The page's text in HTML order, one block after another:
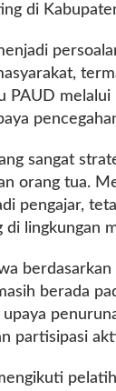
di
PAUD
sangat
orang tua.
pengajar,
lingkungan
berada
partisipasi